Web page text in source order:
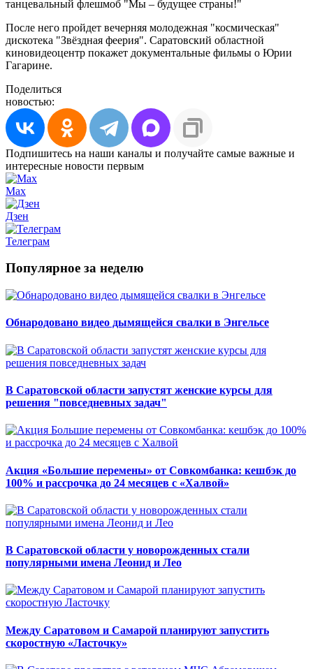
танцевальный флешмоб "Мы – будущее страны!"
После него пройдет вечерняя молодежная "космическая"
дискотека "Звёздная феерия". Саратовский областной
киновидеоцентр покажет документальные фильмы о Юрии
Гагарине.
Поделиться
новостью:
Подпишитесь на наши каналы и получайте самые важные и
интересные новости первым
Max
Дзен
Телеграм
Популярное за неделю
Обнародовано видео дымящейся свалки в Энгельсе
В Саратовской области запустят женские курсы для
решения "повседневных задач"
Акция «Большие перемены» от Совкомбанка: кешбэк до
100% и рассрочка до 24 месяцев с «Халвой»
В Саратовской области у новорожденных стали
популярными имена Леонид и Лео
Между Саратовом и Самарой планируют запустить
скоростную «Ласточку»